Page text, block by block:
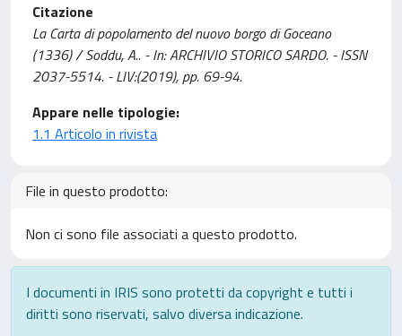
Citazione
La Carta di popolamento del nuovo borgo di Goceano
(1336) / Soddu, A.. - In: ARCHIVIO STORICO SARDO. - ISSN
2037-5514. - LIV:(2019), pp. 69-94.
Appare nelle tipologie:
1.1 Articolo in rivista
File in questo prodotto:
Non ci sono file associati a questo prodotto.
I documenti in IRIS sono protetti da copyright e tutti i
diritti sono riservati, salvo diversa indicazione.